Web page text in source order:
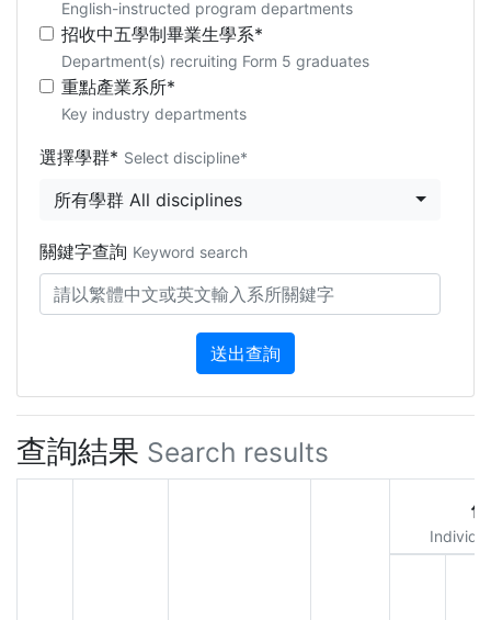
English-instructed program departments
招收中五學制畢業生學系*
Department(s) recruiting Form 5 graduates
重點產業系所*
Key industry departments
選擇學群* Select discipline*
所有學群 All disciplines
關鍵字查詢 Keyword search
送出查詢
查詢結果 Search results